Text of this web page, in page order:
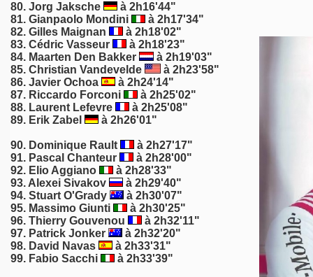
80. Jorg Jaksche
à 2h16'44"
81. Gianpaolo Mondini
à 2h17'34"
82. Gilles Maignan
à 2h18'02"
83. Cédric Vasseur
à 2h18'23"
84. Maarten Den Bakker
à 2h19'03"
85. Christian Vandevelde
à 2h23'58"
86. Javier Ochoa
à 2h24'14"
87. Riccardo Forconi
à 2h25'02"
88. Laurent Lefevre
à 2h25'08"
89. Erik Zabel à 2h26'01"
90. Dominique Rault
à 2h27'17"
91. Pascal Chanteur
à 2h28'00"
92. Elio Aggiano
à 2h28'33"
93. Alexei Sivakov
à 2h29'40"
94. Stuart O'Grady
à 2h30'07"
95. Massimo Giunti
à 2h30'25"
96. Thierry Gouvenou
à 2h32'11"
97. Patrick Jonker
à 2h32'20"
98. David Navas
à 2h33'31"
99. Fabio Sacchi
à 2h33'39"